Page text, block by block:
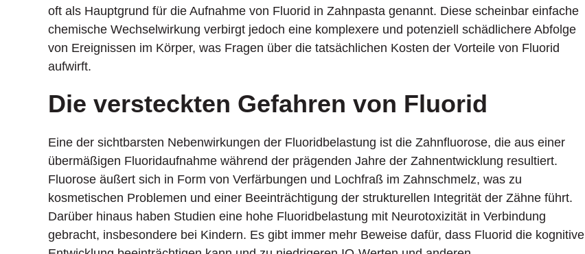
oft als Hauptgrund für die Aufnahme von Fluorid in Zahnpasta genannt. Diese scheinbar einfache
chemische Wechselwirkung verbirgt jedoch eine komplexere und potenziell schädlichere Abfolge
von Ereignissen im Körper, was Fragen über die tatsächlichen Kosten der Vorteile von Fluorid
aufwirft.
Die versteckten Gefahren von Fluorid
Eine der sichtbarsten Nebenwirkungen der Fluoridbelastung ist die Zahnfluorose, die aus einer
übermäßigen Fluoridaufnahme während der prägenden Jahre der Zahnentwicklung resultiert.
Fluorose äußert sich in Form von Verfärbungen und Lochfraß im Zahnschmelz, was zu
kosmetischen Problemen und einer Beeinträchtigung der strukturellen Integrität der Zähne führt.
Darüber hinaus haben Studien eine hohe Fluoridbelastung mit Neurotoxizität in Verbindung
gebracht, insbesondere bei Kindern. Es gibt immer mehr Beweise dafür, dass Fluorid die kognitive